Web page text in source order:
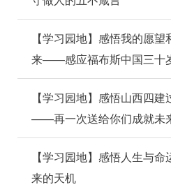
【学习园地】感悟我的愿
来——感应福布斯中国三十
【学习园地】感悟山西四
——再一次送给你们成就未
【学习园地】感悟人生与
来的天机